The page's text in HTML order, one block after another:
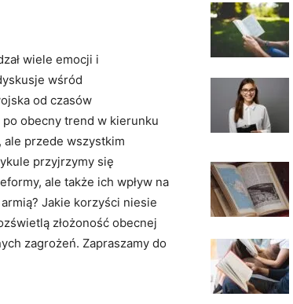
wiele emocji i
wśród
od czasów
obecny trend w kierunku
przede wszystkim
przyjrzymy się
ale także ich wpływ na
Jakie korzyści niesie
złożoność obecnej
zagrożeń. Zapraszamy do